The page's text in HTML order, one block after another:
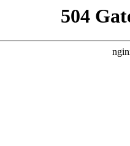
504